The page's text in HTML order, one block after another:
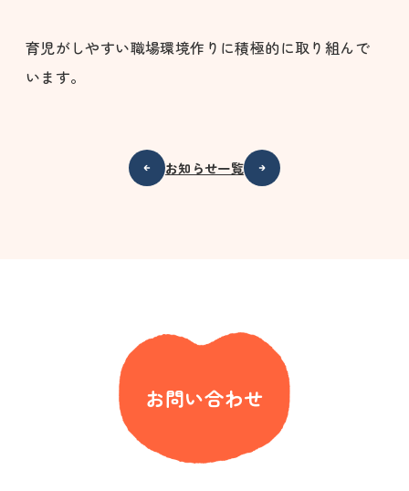
育児がしやすい職場環境作りに積極的に取り組んで
います。
お知らせ一覧
お問い合わせ